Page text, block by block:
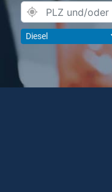
Diesel